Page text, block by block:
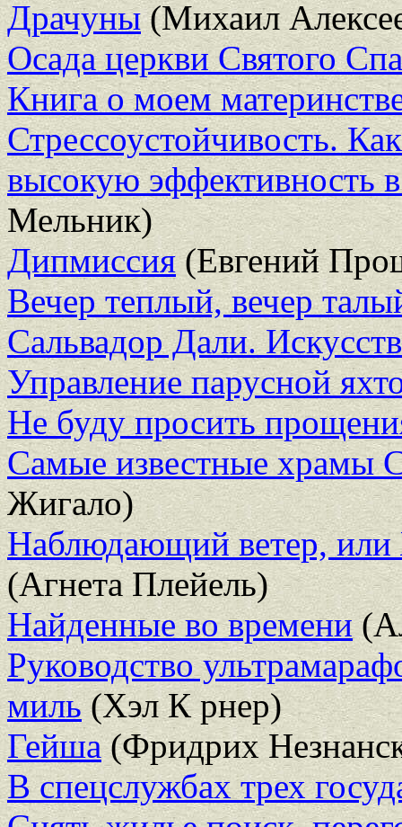
Драчуны(Михаил
Осада церкви Святого
Книга о моем
Стрессоустойчивость.
высокую эффективность
Мельник)
Дипмиссия(Евгений
Вечер теплый, вечер
Сальвадор Дали.
Управление парусной
Не буду просить
Самые известные храмы
Жигало)
Наблюдающий ветер,
(Агнета Плейель)
Найденные во времени
Руководство
миль(Хэл К рнер)
Гейша(Фридрих
В спецслужбах трех